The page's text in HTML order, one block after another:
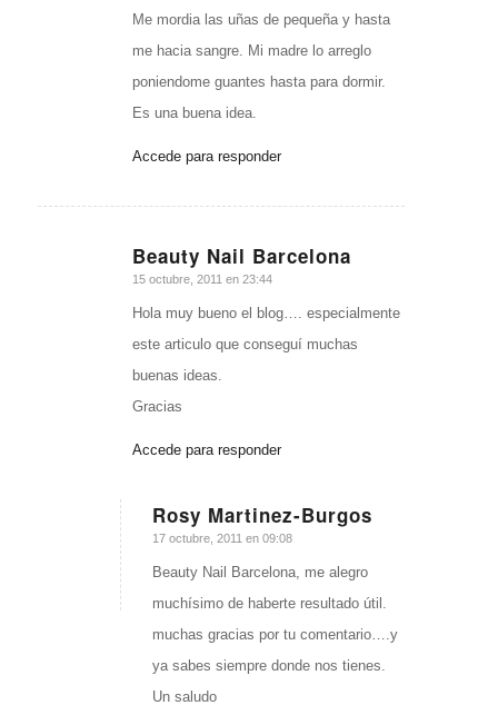
Me mordia las uñas de pequeña y hasta
me hacia sangre. Mi madre lo arreglo
poniendome guantes hasta para dormir.
Es una buena idea.
Accede para responder
Beauty Nail Barcelona
Dice:
15 octubre, 2011 en 23:44
Hola muy bueno el blog…. especialmente
este articulo que conseguí muchas
buenas ideas.
Gracias
Accede para responder
Rosy Martinez-Burgos
Dice:
17 octubre, 2011 en 09:08
Beauty Nail Barcelona, me alegro
muchísimo de haberte resultado útil.
muchas gracias por tu comentario….y
ya sabes siempre donde nos tienes.
Un saludo